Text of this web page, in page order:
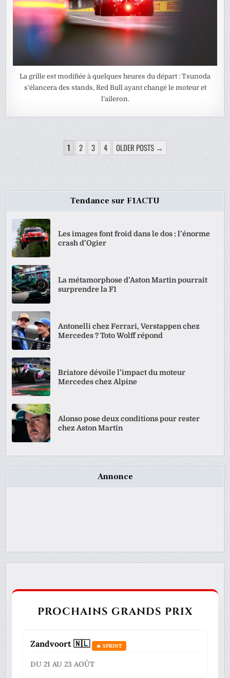
La grille est modifiée à quelques heures du départ : Tsunoda
s’élancera des stands, Red Bull ayant changé le moteur et
l’aileron.
PAGINATION
1 2 3 4 OLDER POSTS →
Tendance sur F1ACTU
Les images font froid dans le dos : l’énorme
crash d’Ogier
La métamorphose d’Aston Martin pourrait
surprendre la F1
Antonelli chez Ferrari, Verstappen chez
Mercedes ? Toto Wolff répond
Briatore dévoile l’impact du moteur
Mercedes chez Alpine
Alonso pose deux conditions pour rester
chez Aston Martin
Annonce
PROCHAINS GRANDS PRIX
Zandvoort 🇳🇱 🔥 SPRINT
DU 21 AU 23 AOÛT